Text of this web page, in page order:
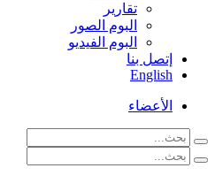
تقارير
البوم الصور
البوم الفيديو
إتصل بنا
English
الأعضاء